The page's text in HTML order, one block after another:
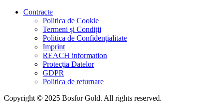
Contracte
Politica de Cookie
Termeni și Condiții
Politica de Confidențialitate
Imprint
REACH information
Protecția Datelor
GDPR
Politica de returnare
Copyright © 2025 Bosfor Gold. All rights reserved.